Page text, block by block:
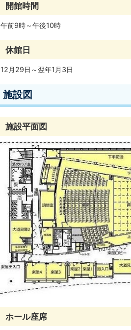
開館時間
午前9時～午後10時
休館日
12月29日～翌年1月3日
施設図
施設平面図
ホール座席